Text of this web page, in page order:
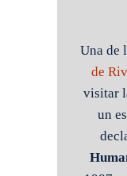
Una de
de
visitar
un